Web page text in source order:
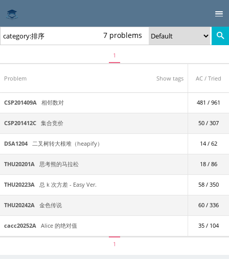
7 problems
1
Problem Show tags AC / Tried
CSP201409A 相邻数对 481 / 961
CSP201412C 集合竞价 50 / 307
DSA1204 二叉树转大根堆（heapify） 14 / 62
THU20201A 思考熊的马拉松 18 / 86
THU20223A 总 k 次方差 - Easy Ver. 58 / 350
THU20242A 金色传说 60 / 336
cacc20252A Alice 的绝对值 35 / 104
1